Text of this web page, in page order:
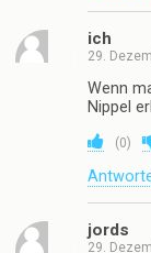
ich
29.
Wenn
Nippel
(0)
jords
29.